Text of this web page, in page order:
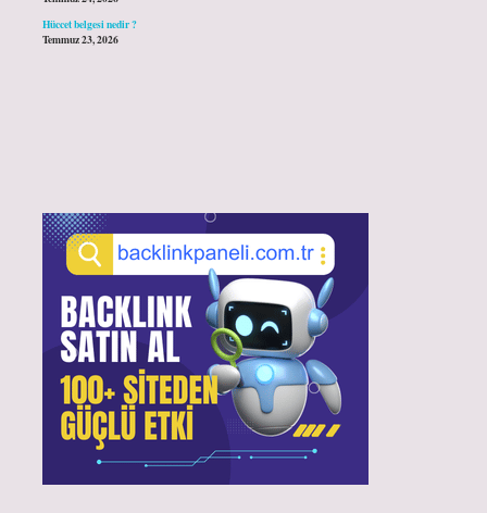
Hüccet belgesi nedir ?
Temmuz 23, 2026